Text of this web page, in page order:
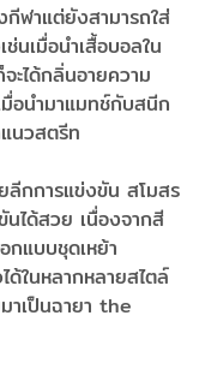
กีฬาแต่ยังสามารถใส่
นเมื่อนำเสื้อบอลใน
ได้กลิ่นอายความ
อนำมาแมทช์กับสนีก
นวสตรีท
ลีกการแข่งขัน สโมสร
ได้สวย เนื่องจากสี
กแบบชุดเหย้า
ในหลากหลายสไตล์
าเป็นฉายา the